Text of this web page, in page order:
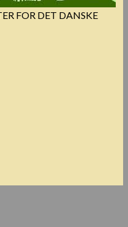
FOR DET DANSKE